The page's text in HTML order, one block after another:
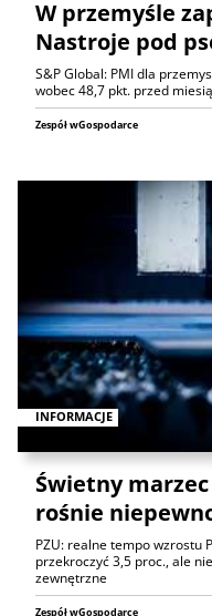
W przemyśle
Nastroje pod
S&P Global: PMI dla
wobec 48,7 pkt. przed
Zespół wGospodarce
INFORMACJE
Świetny
rośnie
PZU: realne tempo wzrostu
przekroczyć 3,5 proc., ale
zewnętrzne
Zespół wGospodarce